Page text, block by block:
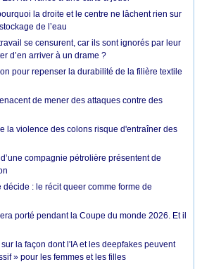
la droite et le centre ne lâchent rien sur
de l’eau
se censurent, car ils sont ignorés par leur
d’en arriver à un drame ?
pour repenser la durabilité de la filière textile
de mener des attaques contre des
la violence des colons risque d'entraîner des
compagnie pétrolière présentent de
: le récit queer comme forme de
porté pendant la Coupe du monde 2026. Et il
la façon dont l'IA et les deepfakes peuvent
» pour les femmes et les filles